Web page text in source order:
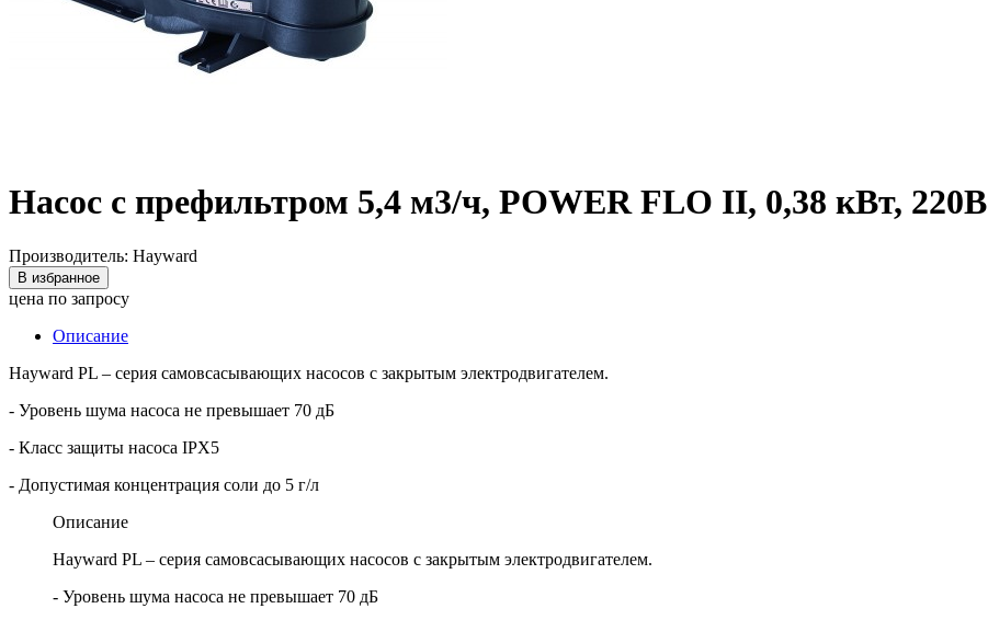
Насос c префильтром 5,4 м3/ч, POWER FLO II, 0,38 кВт, 220В
Производитель: Hayward
В избранное
цена по запросу
Описание
Hayward PL – cерия самовсасывающих насосов с закрытым электродвигателем.
- Уровень шума насоса не превышает 70 дБ
- Класс защиты насоса IPX5
- Допустимая концентрация соли до 5 г/л
Описание
Hayward PL – cерия самовсасывающих насосов с закрытым электродвигателем.
- Уровень шума насоса не превышает 70 дБ